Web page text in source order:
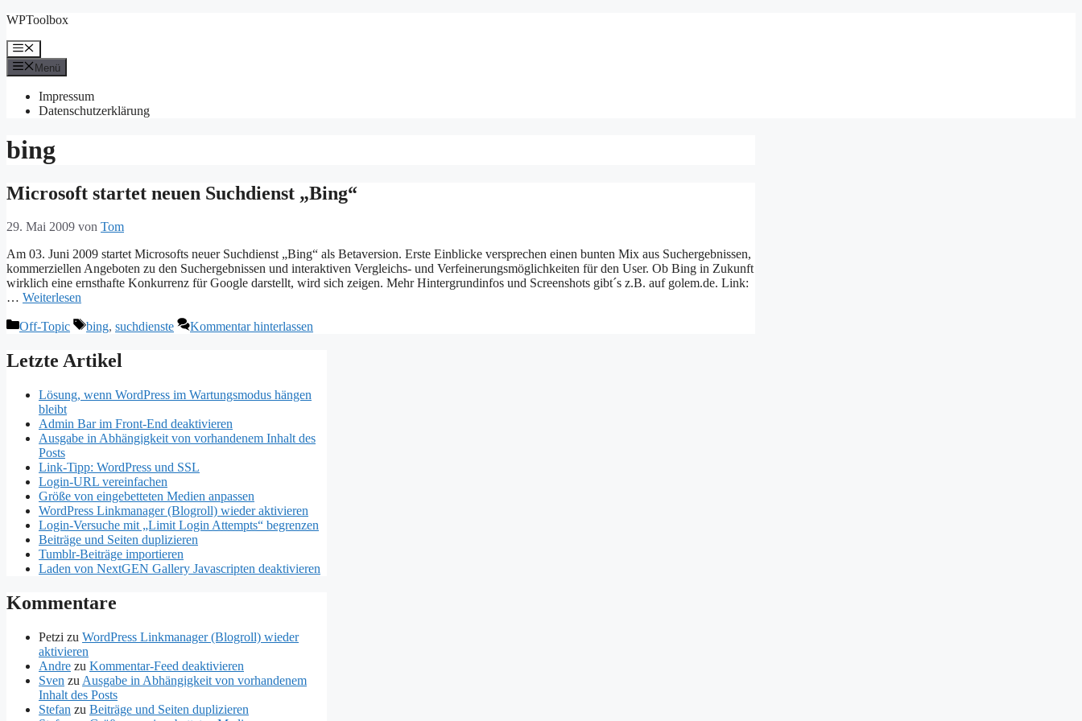
Zum
springen
WPToolbox
Menü
Menü
Impressum
Datenschutzerklärung
bing
Microsoft startet neuen Suchdienst „Bing“
29. Mai 2009 von Tom
Am 03. Juni 2009 startet Microsofts neuer Suchdienst „Bing“ als Betaversion. Erste Einblicke versprechen einen bunten Mix aus Suchergebnissen,
kommerziellen Angeboten zu den Suchergebnissen und interaktiven Vergleichs- und Verfeinerungsmöglichkeiten für den User. Ob Bing in Zukunft
wirklich eine ernsthafte Konkurrenz für Google darstellt, wird sich zeigen. Mehr Hintergrundinfos und Screenshots gibt´s z.B. auf golem.de. Link:
… Weiterlesen
Kategorien
Off-Topic Schlagwörter
bing, suchdienste Kommentar hinterlassen
Letzte Artikel
Lösung, wenn WordPress im Wartungsmodus hängen
bleibt
Admin Bar im Front-End deaktivieren
Ausgabe in Abhängigkeit von vorhandenem Inhalt des
Posts
Link-Tipp: WordPress und SSL
Login-URL vereinfachen
Größe von eingebetteten Medien anpassen
WordPress Linkmanager (Blogroll) wieder aktivieren
Login-Versuche mit „Limit Login Attempts“ begrenzen
Beiträge und Seiten duplizieren
Tumblr-Beiträge importieren
Laden von NextGEN Gallery Javascripten deaktivieren
Kommentare
Petzi zu WordPress Linkmanager (Blogroll) wieder
aktivieren
Andre zu Kommentar-Feed deaktivieren
Sven zu Ausgabe in Abhängigkeit von vorhandenem
Inhalt des Posts
Stefan zu Beiträge und Seiten duplizieren